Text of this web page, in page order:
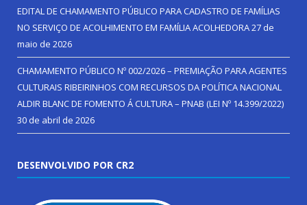
EDITAL DE CHAMAMENTO PÚBLICO PARA CADASTRO DE FAMÍLIAS
NO SERVIÇO DE ACOLHIMENTO EM FAMÍLIA ACOLHEDORA27 de
maio de 2026
CHAMAMENTO PÚBLICO Nº 002/2026 – PREMIAÇÃO PARA AGENTES
CULTURAIS RIBEIRINHOS COM RECURSOS DA POLÍTICA NACIONAL
ALDIR BLANC DE FOMENTO Á CULTURA – PNAB (LEI Nº 14.399/2022)
30 de abril de 2026
DESENVOLVIDO POR CR2